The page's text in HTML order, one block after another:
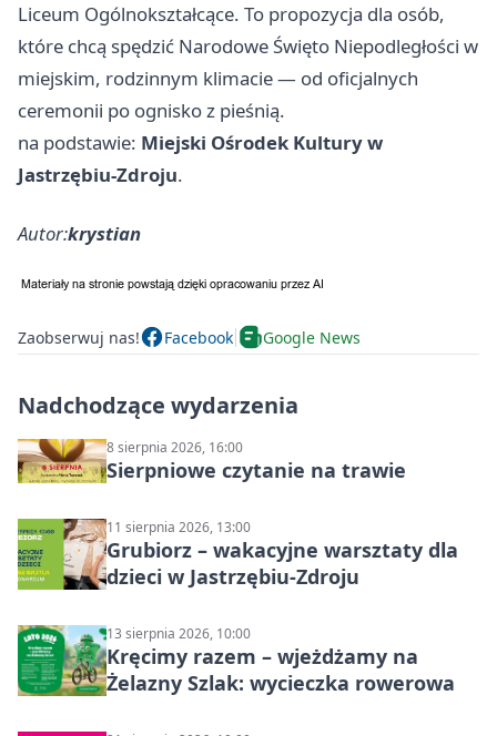
Liceum Ogólnokształcące. To propozycja dla osób,
które chcą spędzić Narodowe Święto Niepodległości w
miejskim, rodzinnym klimacie — od oficjalnych
ceremonii po ognisko z pieśnią.
na podstawie: Miejski Ośrodek Kultury w
Jastrzębiu-Zdroju.
Autor:krystian
Zaobserwuj nas! Facebook Google News
Nadchodzące wydarzenia
8 sierpnia 2026, 16:00
Sierpniowe czytanie na trawie
11 sierpnia 2026, 13:00
Grubiorz – wakacyjne warsztaty dla
dzieci w Jastrzębiu-Zdroju
13 sierpnia 2026, 10:00
Kręcimy razem – wjeżdżamy na
Żelazny Szlak: wycieczka rowerowa